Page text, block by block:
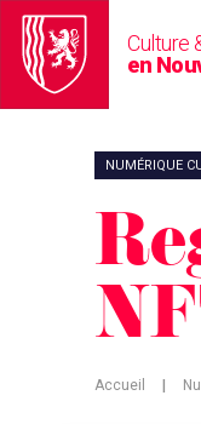
Culture
en
NUMÉRIQUE
Accueil